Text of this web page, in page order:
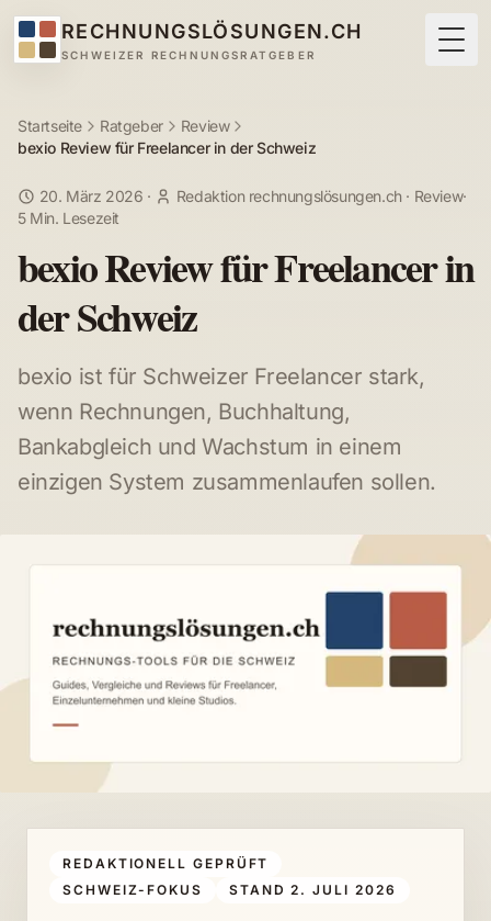
RECHNUNGSLÖSUNGEN.CH
SCHWEIZER RECHNUNGSRATGEBER
Startseite Ratgeber
Review
bexio Review für Freelancer in der Schweiz
20. März 2026 · Redaktion rechnungslösungen.ch· Review·
5 Min. Lesezeit
bexio Review für Freelancer in
der Schweiz
bexio ist für Schweizer Freelancer stark,
wenn Rechnungen, Buchhaltung,
Bankabgleich und Wachstum in einem
einzigen System zusammenlaufen sollen.
REDAKTIONELL GEPRÜFT
SCHWEIZ-FOKUS
STAND 2. JULI 2026